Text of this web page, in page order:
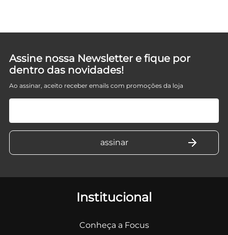
Assine nossa Newsletter e fique por
dentro das novidades!
Ao assinar, aceito receber emails com promoções da loja
Institucional
Conheça a Focus